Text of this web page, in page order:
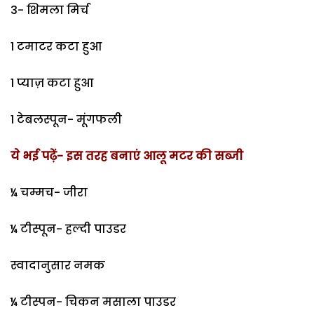
3- शिमला मिर्च
1 टमाटर कटा हुआ
1 प्याज़ कटा हुआ
1 टेबलस्पून- मूंगफली
ये भई पढ़ें- इस तरह बनाएं आलू मटर की सब्जी
¼ चम्मच- जीरा
¼ टीस्पून- हल्दी पाउडर
स्वादानुसार नमक
¼ टीस्पन- चिकन मसाला पाउडर